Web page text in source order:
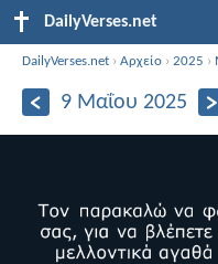
DailyVerses.net
DailyVerses.net ›Αρχείο ›2025 ›
9 Μαΐου 2025